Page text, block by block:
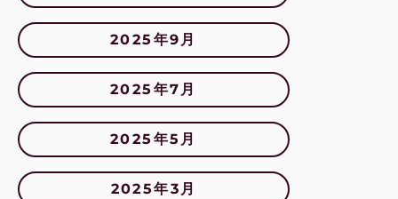
2025年9月
2025年7月
2025年5月
2025年3月